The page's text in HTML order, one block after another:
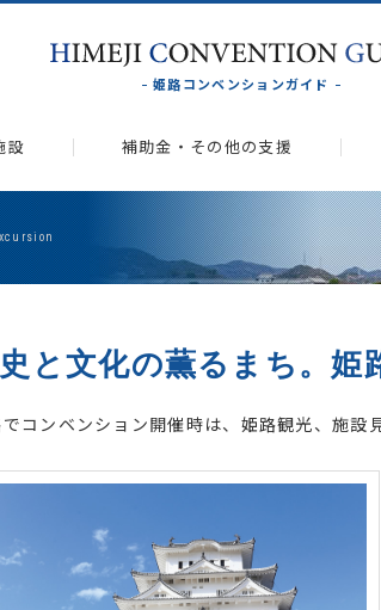
姫路コンベンションガイド
設 補助金・その他の支援
と文化の薫るまち。姫
コンベンション開催時は、姫路観光、施設